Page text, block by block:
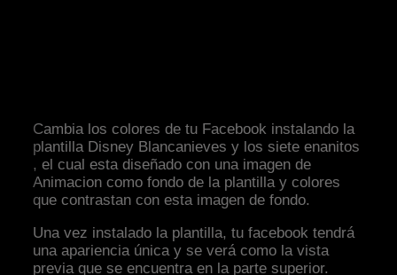
Cambia los colores de tu Facebook instalando la
plantilla Disney Blancanieves y los siete enanitos
, el cual esta diseñado con una imagen de
Animacion como fondo de la plantilla y colores
que contrastan con esta imagen de fondo.
Una vez instalado la plantilla, tu facebook tendrá
una apariencia única y se verá como la vista
previa que se encuentra en la parte superior.